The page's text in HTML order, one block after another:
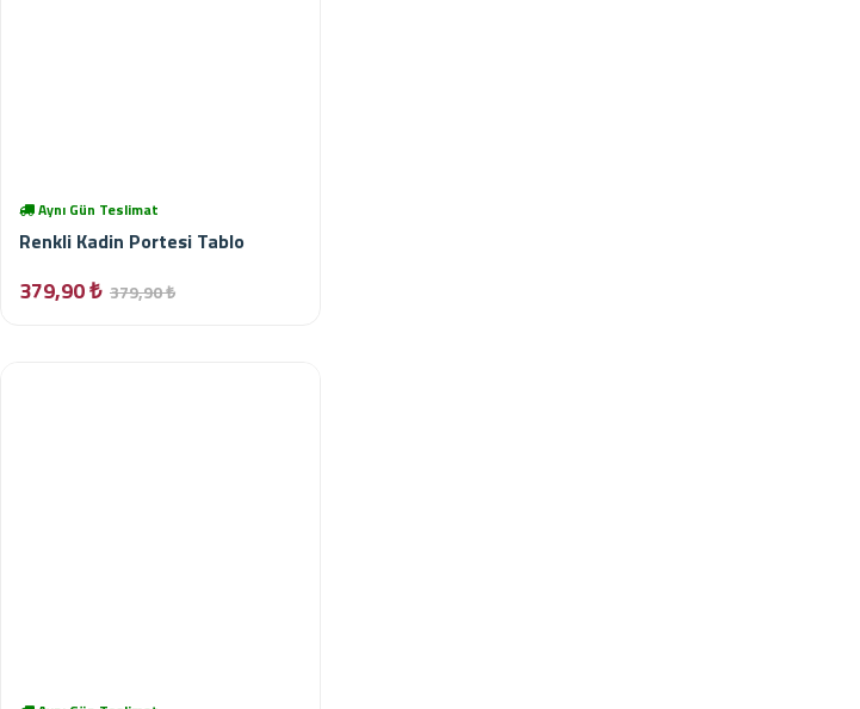
Aynı Gün Teslimat
Renkli Kadin Portesi Tablo
379,90 ₺ 379,90 ₺